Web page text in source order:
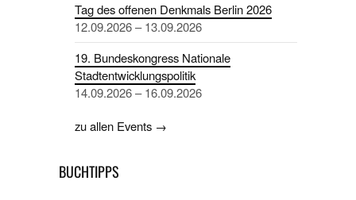
Tag des offenen Denkmals Berlin 2026
12.09.2026 – 13.09.2026
19. Bundeskongress Nationale
Stadtentwicklungspolitik
14.09.2026 – 16.09.2026
zu allen Events →
BUCHTIPPS